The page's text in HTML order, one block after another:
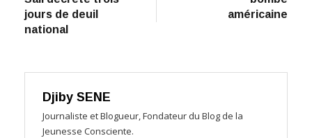
jours de deuil
national
américaine
Djiby SENE
Journaliste et Blogueur, Fondateur du Blog de la
Jeunesse Consciente.